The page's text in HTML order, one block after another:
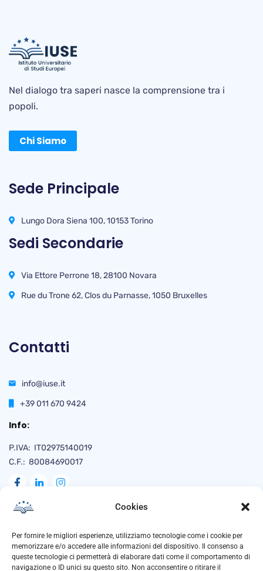
Cookies
Per fornire le migliori esperienze, utilizziamo tecnologie come i cookie per
memorizzare e/o accedere alle informazioni del dispositivo. Il consenso a
queste tecnologie ci permetterà di elaborare dati come il comportamento di
navigazione o ID unici su questo sito. Non acconsentire o ritirare il
Nel dialogo tra saperi nasce la comprensione tra i
popoli.
Chi Siamo
Sede Principale
Lungo Dora Siena 100, 10153 Torino
Sedi Secondarie
Via Ettore Perrone 18, 28100 Novara
Rue du Trone 62, Clos du Parnasse, 1050 Bruxelles
Contatti
info@iuse.it
+39 011 670 9424
Info:
P.IVA: IT02975140019
C.F.: 80084690017
Naviga